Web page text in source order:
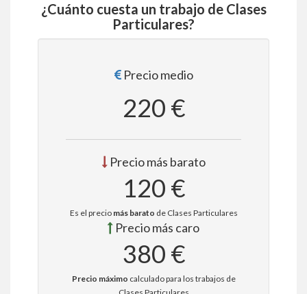
¿Cuánto cuesta un trabajo de Clases
Particulares?
Precio medio
220 €
Precio más barato
120 €
Es el precio más barato de Clases Particulares
Precio más caro
380 €
Precio máximo calculado para los trabajos de